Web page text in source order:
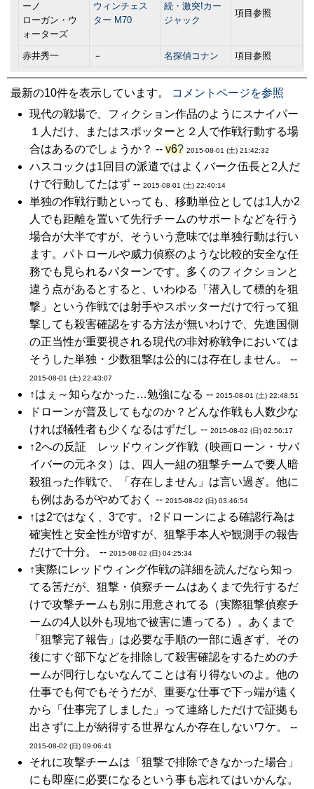
ーノ
ローガン・ウ
ォーターズ
ウィンチェス
ター M70
続・激突!カー
ジャック
項目参照
赤井秀一 － 名探偵コナン 項目参照
最新の10件を表示しています。
コメントページを参照
現代の戦場で、フィクション作品のようにスナイパー
１人だけ、またはスポッターと２人で作戦行動する場
合はあるのでしょうか？ -- v6? 2015-08-01 (土) 21:42:32
ハスコックは1回目の派遣ではよくバーク伍長と2人だ
けで行動してたはず -- 2015-08-01 (土) 22:40:14
単独の作戦行動といっても、移動単位としては1人か2
人でも距離を置いて先行チームのサポートなどを行う
場合が大半ですが、そういう意味では単独行動は行い
ます。パトロールや威力偵察のような比較的安全な任
務でも見られるパターンです。多くのフィクションと
違う点があるとすると、いわゆる「潜入して標的を狙
撃」という作戦では射手やスポッターだけで行って狙
撃しても殺害確認をする方法が無いわけで、先進国側
の正当性が重要視される現代の非対称戦争においては
そうした単独・少数狙撃は公的には存在しません。 --
2015-08-01 (土) 22:43:07
↑はぇ～知らなかった…勉強になる -- 2015-08-01 (土) 22:48:51
ドローンが普及してもなのか？どんな作戦も人数少な
ければ犠牲者も少くなるはずだし -- 2015-08-02 (日) 02:56:17
↑2への反証 レッドウィング作戦（映画ローン・サバ
イバーの元ネタ）は、四人一組の狙撃チームで要人暗
殺狙った作戦で、「存在しません」は言い過ぎ。他に
も例はあるがやめておく -- 2015-08-02 (日) 03:46:54
↑は2ではなく、3です。↑2ドローンによる確認行為は
確実性と安全性が増すが、狙撃手本人や観測手の報告
だけで十分。 -- 2015-08-02 (日) 04:25:34
↑実際にレッドウィング作戦の詳細を読んだなら知っ
てる筈だが、狙撃・偵察チームはあくまで先行するだ
けで攻撃チームも別に用意されてる（実際狙撃偵察チ
ームの4人以外も現地で被害に遭ってる）。あくまで
「狙撃完了報告」は必要な手順の一部に過ぎず、その
後にすぐ部下などを排除して殺害確認をするためのチ
ームが同行しないなんてことは有り得ないのよ。他の
仕事でも何でもそうだが、重要な仕事で下っ端が遠く
から「仕事完了しました」って連絡しただけで証拠も
出さずに上が納得する世界なんか存在しないワケ。 --
2015-08-02 (日) 09:06:41
それに攻撃チームは「狙撃で排除できなかった場合」
にも即座に必要になるという事も忘れてはいかんな。